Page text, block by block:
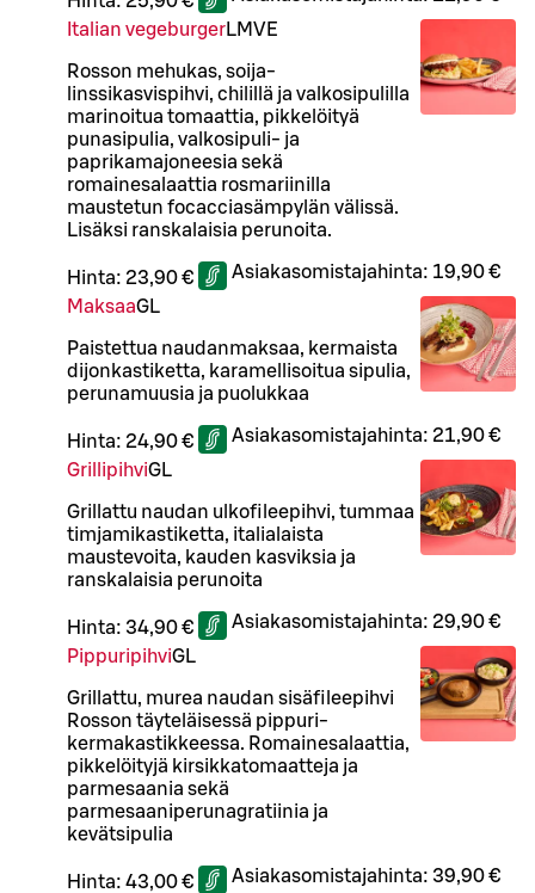
Italian vegeburgerLMVE
Rosson mehukas, soija-
linssikasvispihvi, chilillä ja valkosipulilla
marinoitua tomaattia, pikkelöityä
punasipulia, valkosipuli- ja
paprikamajoneesia sekä
romainesalaattia rosmariinilla
maustetun focacciasämpylän välissä.
Lisäksi ranskalaisia perunoita.
Hinta: 23,90 € Asiakasomistajahinta: 19,90 €
MaksaaGL
Paistettua naudanmaksaa, kermaista
dijonkastiketta, karamellisoitua sipulia,
perunamuusia ja puolukkaa
Hinta: 24,90 € Asiakasomistajahinta: 21,90 €
GrillipihviGL
Grillattu naudan ulkofileepihvi, tummaa
timjamikastiketta, italialaista
maustevoita, kauden kasviksia ja
ranskalaisia perunoita
Hinta: 34,90 € Asiakasomistajahinta: 29,90 €
PippuripihviGL
Grillattu, murea naudan sisäfileepihvi
Rosson täyteläisessä pippuri-
kermakastikkeessa. Romainesalaattia,
pikkelöityjä kirsikkatomaatteja ja
parmesaania sekä
parmesaaniperunagratiinia ja
kevätsipulia
Hinta: 43,00 € Asiakasomistajahinta: 39,90 €